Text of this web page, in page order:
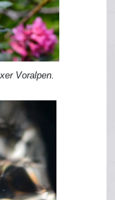
Voralpen.